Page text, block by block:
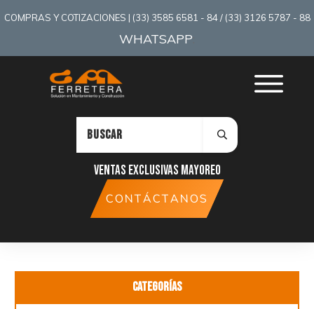
COMPRAS Y COTIZACIONES | (33) 3585 6581 - 84 / (33) 3126 5787 - 88
WHATSAPP
Ventas exclusivas mayoreo
CONTÁCTANOS
Categorías